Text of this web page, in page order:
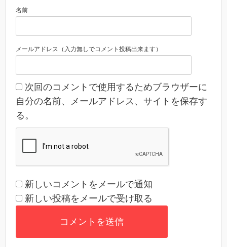
名前
メールアドレス（入力無しでコメント投稿出来ます）
次回のコメントで使用するためブラウザーに
自分の名前、メールアドレス、サイトを保存す
る。
新しいコメントをメールで通知
新しい投稿をメールで受け取る